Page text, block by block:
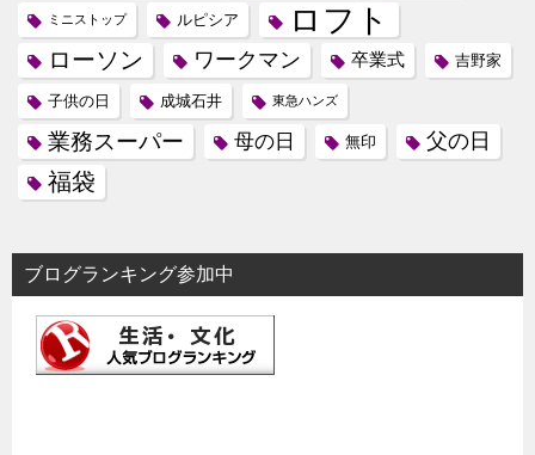
ミニストップ ルピシア ロフト
ローソン ワークマン 卒業式 吉野家
子供の日 成城石井 東急ハンズ
業務スーパー 母の日 無印 父の日
福袋
ブログランキング参加中